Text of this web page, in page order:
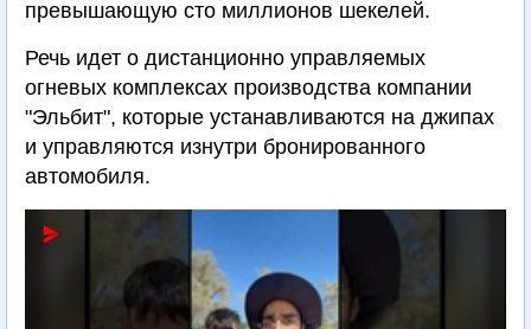
превышающую сто миллионов шекелей.
Речь идет о дистанционно управляемых
огневых комплексах производства компании
"Эльбит", которые устанавливаются на джипах
и управляются изнутри бронированного
автомобиля.